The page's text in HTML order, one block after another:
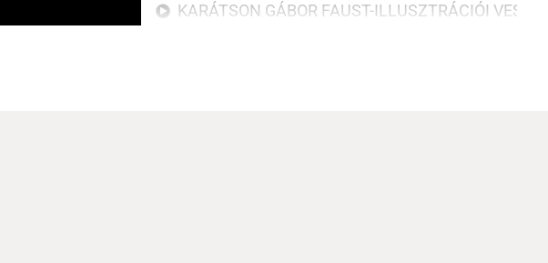
KARÁTSON GÁBOR FAUST-ILLUSZTRÁCIÓI